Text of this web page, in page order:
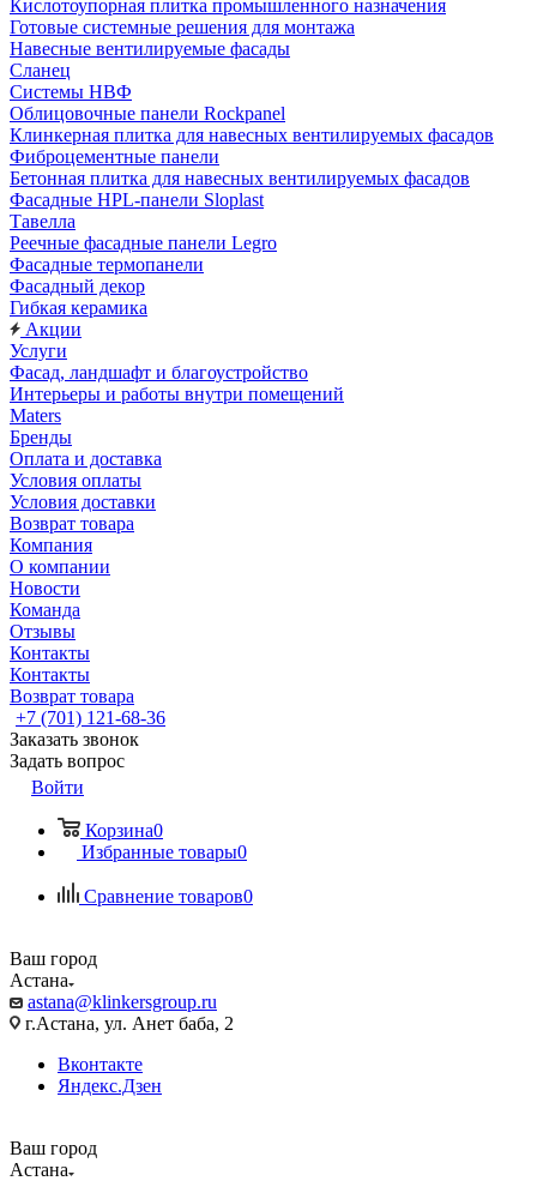
Кислотоупорная плитка промышленного назначения
Готовые системные решения для монтажа
Навесные вентилируемые фасады
Сланец
Системы НВФ
Облицовочные панели Rockpanel
Клинкерная плитка для навесных вентилируемых фасадов
Фиброцементные панели
Бетонная плитка для навесных вентилируемых фасадов
Фасадные HPL-панели Sloplast
Тавелла
Реечные фасадные панели Legro
Фасадные термопанели
Фасадный декор
Гибкая керамика
Акции
Услуги
Фасад, ландшафт и благоустройство
Интерьеры и работы внутри помещений
Maters
Бренды
Оплата и доставка
Условия оплаты
Условия доставки
Возврат товара
Компания
О компании
Новости
Команда
Отзывы
Контакты
Контакты
Возврат товара
+7 (701) 121-68-36
Заказать звонок
Задать вопрос
Войти
Корзина0
Избранные товары0
Сравнение товаров0
Ваш город
Астана
astana@klinkersgroup.ru
г.Астана, ул. Анет баба, 2
Вконтакте
Яндекс.Дзен
Ваш город
Астана